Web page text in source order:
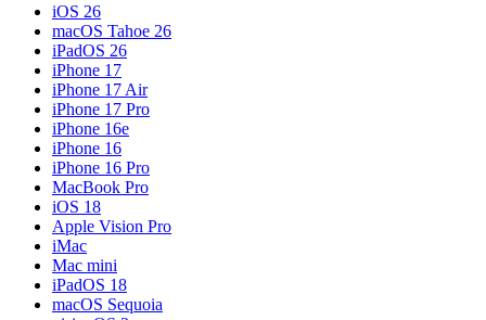
iOS 26
macOS Tahoe 26
iPadOS 26
iPhone 17
iPhone 17 Air
iPhone 17 Pro
iPhone 16e
iPhone 16
iPhone 16 Pro
MacBook Pro
iOS 18
Apple Vision Pro
iMac
Mac mini
iPadOS 18
macOS Sequoia